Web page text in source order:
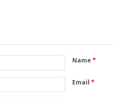
Name *
Email *